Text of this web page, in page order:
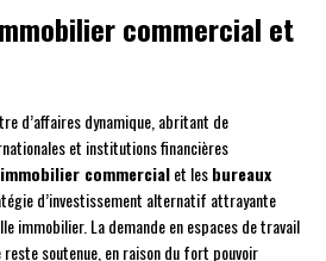
commercial et
d’affaires dynamique, abritant de
et institutions financières
immobilier commercialet lesbureaux
d’investissement alternatif attrayante
immobilier. La demande en espaces de travail
soutenue, en raison du fort pouvoir